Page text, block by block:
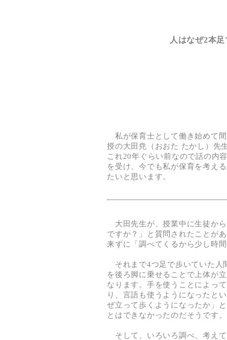
人はなぜ2本
私が保育士として働き始めて
授の大田尭（おおた たかし）先
これ20年ぐらい前なので話の内
を受け、今でも私が保育を考え
たいと思います。
大田先生が、授業中に生徒か
ですか？」と質問されたことが
来ずに「調べてくるから少し時
それまで4つ足で歩いていた人
を後ろ脚に乗せることで上体が
なります。手を使うことによっ
り、言語も使うようになったと
ぜ立って歩くようになったか」
とはできなかったのだそうです。
そして、いろいろ調べ、考え